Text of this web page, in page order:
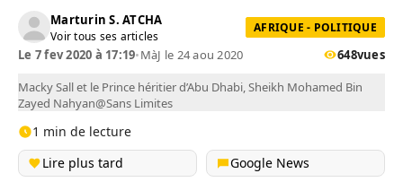
Marturin S. ATCHA
Voir tous ses articles
AFRIQUE - POLITIQUE
Le 7 fev 2020 à 17:19•MàJ le 24 aou 2020 648vues
Macky Sall et le Prince héritier d’Abu Dhabi, Sheikh Mohamed Bin
Zayed Nahyan@Sans Limites
1 min de lecture
Lire plus tard
Google News